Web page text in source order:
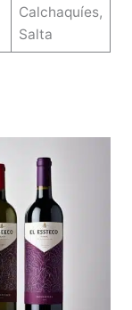
Calchaquíes,
Salta